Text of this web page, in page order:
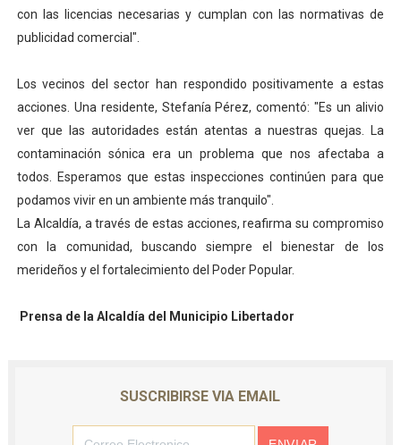
con las licencias necesarias y cumplan con las normativas de
publicidad comercial".
Los vecinos del sector han respondido positivamente a estas
acciones. Una residente, Stefanía Pérez, comentó: "Es un alivio
ver que las autoridades están atentas a nuestras quejas. La
contaminación sónica era un problema que nos afectaba a
todos. Esperamos que estas inspecciones continúen para que
podamos vivir en un ambiente más tranquilo".
La Alcaldía, a través de estas acciones, reafirma su compromiso
con la comunidad, buscando siempre el bienestar de los
merideños y el fortalecimiento del Poder Popular.
Prensa de la Alcaldía del Municipio Libertador
SUSCRIBIRSE VIA EMAIL